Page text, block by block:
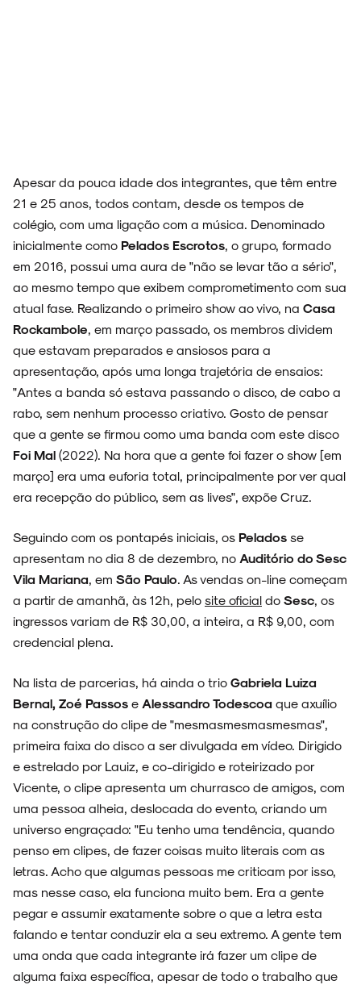
Apesar da pouca idade dos integrantes, que têm entre
21 e 25 anos, todos contam, desde os tempos de
colégio, com uma ligação com a música. Denominado
inicialmente como Pelados Escrotos, o grupo, formado
em 2016, possui uma aura de "não se levar tão a sério",
ao mesmo tempo que exibem comprometimento com sua
atual fase. Realizando o primeiro show ao vivo, na Casa
Rockambole, em março passado, os membros dividem
que estavam preparados e ansiosos para a
apresentação, após uma longa trajetória de ensaios:
"Antes a banda só estava passando o disco, de cabo a
rabo, sem nenhum processo criativo. Gosto de pensar
que a gente se firmou como uma banda com este disco
Foi Mal (2022). Na hora que a gente foi fazer o show [em
março] era uma euforia total, principalmente por ver qual
era recepção do público, sem as lives", expõe Cruz.
Seguindo com os pontapés iniciais, os Pelados se
apresentam no dia 8 de dezembro, no Auditório do Sesc
Vila Mariana, em São Paulo. As vendas on-line começam
a partir de amanhã, às 12h, pelo site oficial do Sesc, os
ingressos variam de R$ 30,00, a inteira, a R$ 9,00, com
credencial plena.
Na lista de parcerias, há ainda o trio Gabriela Luiza
Bernal, Zoé Passos e Alessandro Todescoa que axuílio
na construção do clipe de "mesmasmesmasmesmas",
primeira faixa do disco a ser divulgada em vídeo. Dirigido
e estrelado por Lauiz, e co-dirigido e roteirizado por
Vicente, o clipe apresenta um churrasco de amigos, com
uma pessoa alheia, deslocada do evento, criando um
universo engraçado: "Eu tenho uma tendência, quando
penso em clipes, de fazer coisas muito literais com as
letras. Acho que algumas pessoas me criticam por isso,
mas nesse caso, ela funciona muito bem. Era a gente
pegar e assumir exatamente sobre o que a letra esta
falando e tentar conduzir ela a seu extremo. A gente tem
uma onda que cada integrante irá fazer um clipe de
alguma faixa específica, apesar de todo o trabalho que